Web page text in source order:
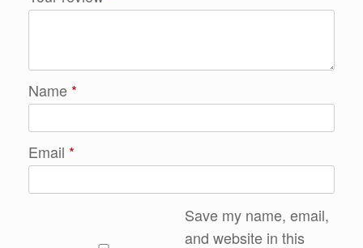
Name *
Email *
Save my name, email,
and website in this